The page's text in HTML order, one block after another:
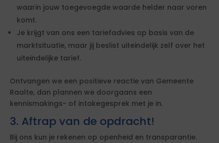
waarin jouw toegevoegde waarde helder naar voren
komt.
Je krijgt van ons een tariefadvies op basis van de
marktsituatie, maar jij beslist uiteindelijk zelf over het
uiteindelijke tarief.
Ontvangen we een positieve reactie van Gemeente
Raalte, dan plannen we doorgaans een
kennismakings- of intakegesprek met je in.
3. Aftrap van de opdracht!
Bij ons kun je rekenen op openheid en transparantie.